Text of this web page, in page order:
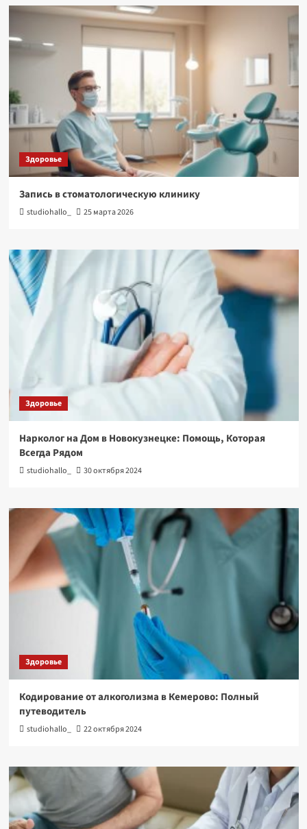
Здоровье
Запись в стоматологическую клинику
studiohallo_ 25 марта 2026
Здоровье
Нарколог на Дом в Новокузнецке: Помощь, Которая
Всегда Рядом
studiohallo_ 30 октября 2024
Здоровье
Кодирование от алкоголизма в Кемерово: Полный
путеводитель
studiohallo_ 22 октября 2024